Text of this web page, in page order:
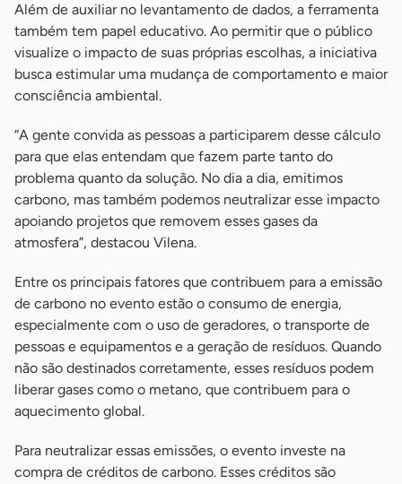
Além de auxiliar no levantamento de dados, a ferramenta
também tem papel educativo. Ao permitir que o público
visualize o impacto de suas próprias escolhas, a iniciativa
busca estimular uma mudança de comportamento e maior
consciência ambiental.
“A gente convida as pessoas a participarem desse cálculo
para que elas entendam que fazem parte tanto do
problema quanto da solução. No dia a dia, emitimos
carbono, mas também podemos neutralizar esse impacto
apoiando projetos que removem esses gases da
atmosfera”, destacou Vilena.
Entre os principais fatores que contribuem para a emissão
de carbono no evento estão o consumo de energia,
especialmente com o uso de geradores, o transporte de
pessoas e equipamentos e a geração de resíduos. Quando
não são destinados corretamente, esses resíduos podem
liberar gases como o metano, que contribuem para o
aquecimento global.
Para neutralizar essas emissões, o evento investe na
compra de créditos de carbono. Esses créditos são